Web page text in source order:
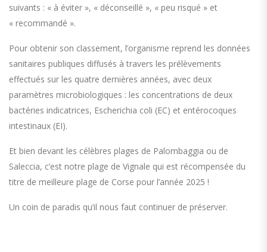
suivants : « à éviter », « déconseillé », « peu risqué » et
« recommandé ».
Pour obtenir son classement, l’organisme reprend les données
sanitaires publiques diffusés à travers les prélèvements
effectués sur les quatre dernières années, avec deux
paramètres microbiologiques : les concentrations de deux
bactéries indicatrices, Escherichia coli (EC) et entérocoques
intestinaux (EI).
Et bien devant les célèbres plages de Palombaggia ou de
Saleccia, c’est notre plage de Vignale qui est récompensée du
titre de meilleure plage de Corse pour l’année 2025 !
Un coin de paradis qu’il nous faut continuer de préserver.